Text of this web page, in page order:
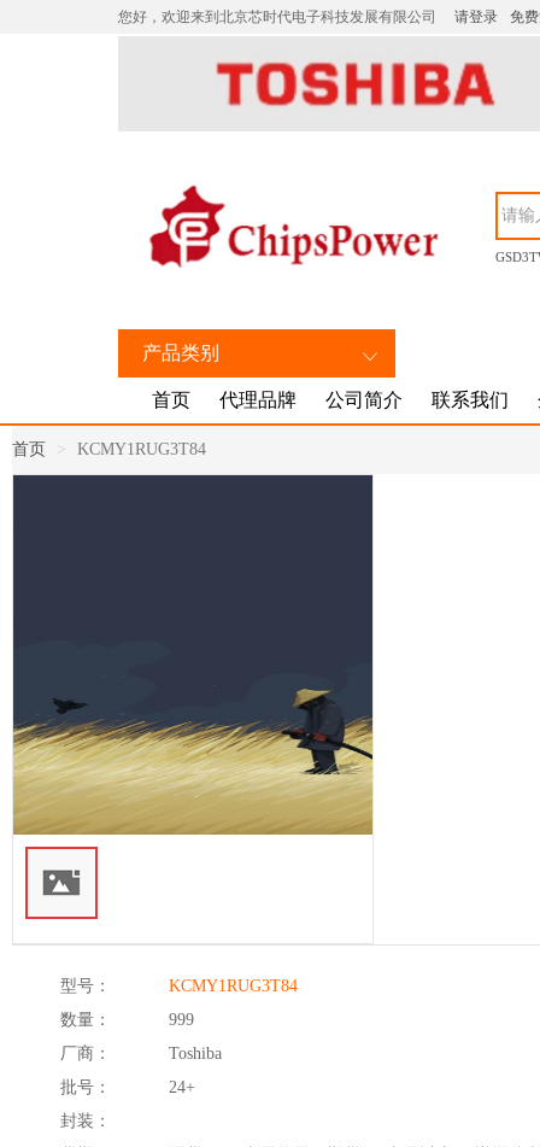
您好，欢迎来到北京芯时代电子科技发展有限公司 请登录 免
产品类别
首页 代理品牌 公司简介 联系我们
首页 KCMY1RUG3T84
型号：
KCMY1RUG3T84
数量：
999
厂商：
Toshiba
批号：
24+
封装：